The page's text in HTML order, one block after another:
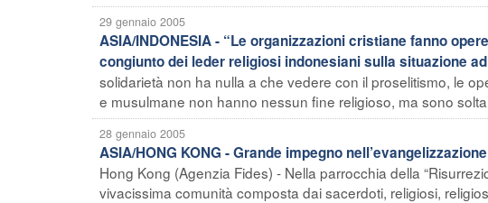
29 gennaio 2005
ASIA/INDONESIA - “Le organizzazioni cristiane fanno
congiunto dei leder religiosi indonesiani sulla situazione
solidarietà non ha nulla a che vedere con il proselitismo, le
e musulmane non hanno nessun fine religioso, ma sono
28 gennaio 2005
ASIA/HONG KONG - Grande impegno
Hong Kong (Agenzia Fides) - Nella parrocchia della
vivacissima comunità composta dai sacerdoti, religiosi,